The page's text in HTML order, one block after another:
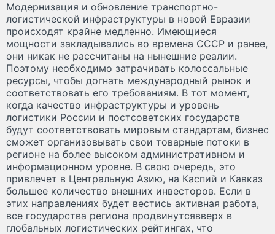
Модернизация и обновление транспортно-
логистической инфраструктуры в новой Евразии
происходят крайне медленно. Имеющиеся
мощности закладывались во времена СССР и ранее,
они никак не рассчитаны на нынешние реалии.
Поэтому необходимо затрачивать колоссальные
ресурсы, чтобы догнать международный рынок и
соответствовать его требованиям. В тот момент,
когда качество инфраструктуры и уровень
логистики России и постсоветских государств
будут соответствовать мировым стандартам, бизнес
сможет организовывать свои товарные потоки в
регионе на более высоком административном и
информационном уровне. В свою очередь, это
привлечет в Центральную Азию, на Каспий и Кавказ
большее количество внешних инвесторов. Если в
этих направлениях будет вестись активная работа,
все государства региона продвинутсявверх в
глобальных логистических рейтингах, что